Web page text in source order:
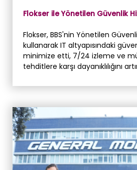
Flokser ile Yönetilen Güvenlik
Flokser, BBS'nin Yönetilen
kullanarak IT altyapısındaki
minimize etti, 7/24 izleme ve
tehditlere karşı dayanıklılığını